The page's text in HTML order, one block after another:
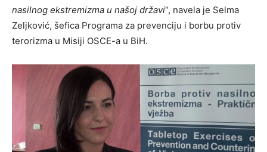
nasilnog ekstremizma u našoj državi“, navela je Selma
Zeljković, šefica Programa za prevenciju i borbu protiv
terorizma u Misiji OSCE-a u BiH.